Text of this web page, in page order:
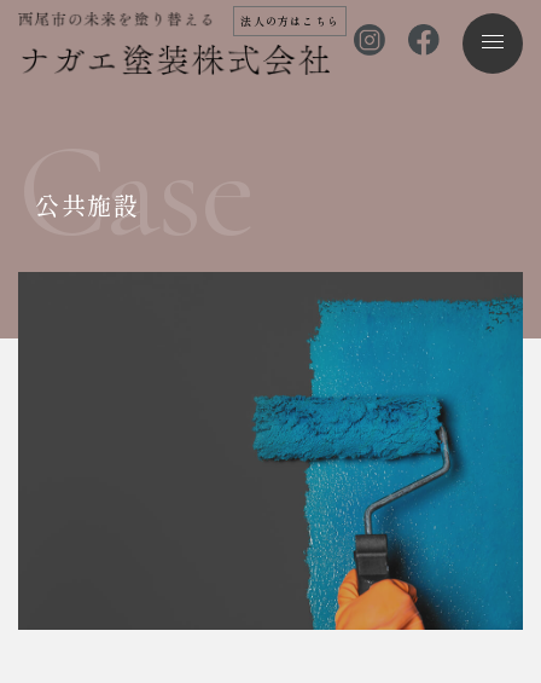
法人の方はこちら
Case
公共施設